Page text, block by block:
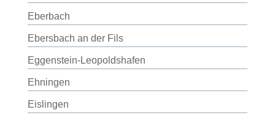
Eberbach
Ebersbach an der Fils
Eggenstein-Leopoldshafen
Ehningen
Eislingen